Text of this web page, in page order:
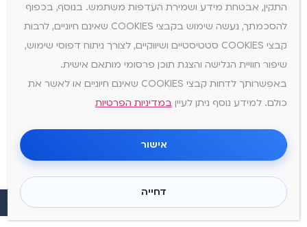
פתח סרגל
התקין, אבטחת מידע ושמירת העדפות משתמש. בנוסף, בכפוף
להסכמתך, נעשה שימוש בקבצי COOKIES שאינם חיוניים, לרבות
קבצי COOKIES סטטיסטיים ושיווקיים, לצורך ניתוח דפוסי שימוש,
שיפור חוויית הגלישה והצגת תוכן פרסומי מותאם אישית.
באפשרותך לדחות קבצי COOKIES שאינם חיוניים או לאשר את
כולם. למידע נוסף ניתן לעיין במדיניות הפרטיות
אישור
דחייה